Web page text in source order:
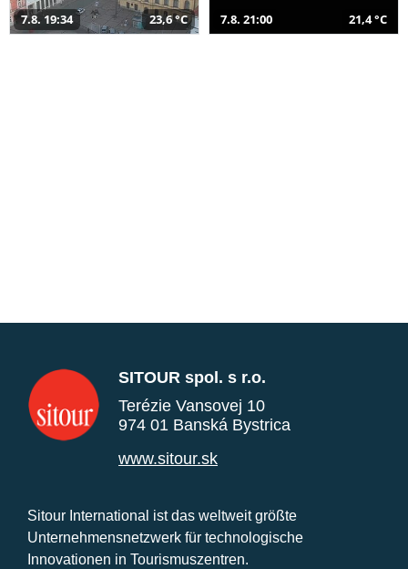
7.8. 19:34 23,6 °C 7.8. 21:00 21,4 °C
SITOUR spol. s r.o.
Terézie Vansovej 10
974 01 Banská Bystrica
www.sitour.sk
Sitour International ist das weltweit größte
Unternehmensnetzwerk für technologische
Innovationen in Tourismuszentren.